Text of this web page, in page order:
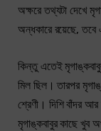
অক্ষরে তথ্যটা দেখে
অন্ধকারে রয়েছে, তবে
কিন্তু এতেই
মিল ছিল। তারপর
শ্রেণী। দিশি বাঁদর
মৃগাঙ্কবাবুর কাছে খুব